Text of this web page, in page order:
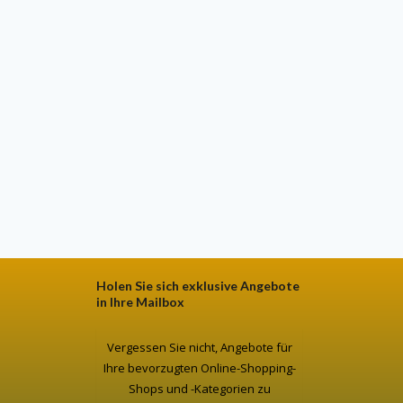
Holen Sie sich exklusive Angebote
in Ihre Mailbox
Vergessen Sie nicht, Angebote für
Ihre bevorzugten Online-Shopping-
Shops und -Kategorien zu